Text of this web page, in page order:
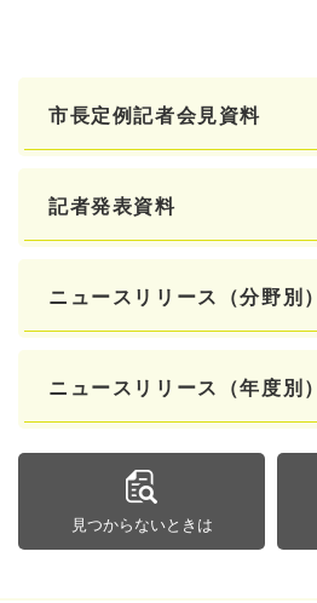
市長定例記者会見資料
記者発表資料
ニュースリリース（分野別）
ニュースリリース（年度別）
見つからないときは